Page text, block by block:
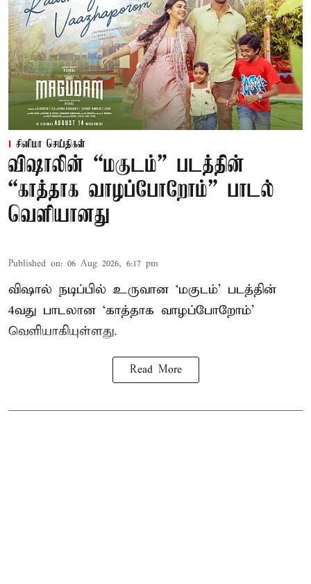
சினிமா செய்திகள்
விஷாலின் “மகுடம்” படத்தின்
“காத்தாக வாழப்போறோம்” பாடல்
வெளியானது
Published on: 06 Aug 2026, 6:17 pm
விஷால் நடிப்பில் உருவான ‘மகுடம்’ படத்தின்
4வது பாடலான ‘காத்தாக வாழப்போறோம்’
வெளியாகியுள்ளது.
Read More